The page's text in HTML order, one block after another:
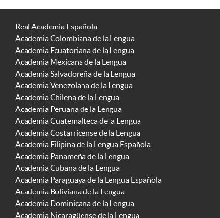
Real Academia Española
Academia Colombiana de la Lengua
Academia Ecuatoriana de la Lengua
Academia Mexicana de la Lengua
Academia Salvadoreña de la Lengua
Academia Venezolana de la Lengua
Academia Chilena de la Lengua
Academia Peruana de la Lengua
Academia Guatemalteca de la Lengua
Academia Costarricense de la Lengua
Academia Filipina de la Lengua Española
Academia Panameña de la Lengua
Academia Cubana de la Lengua
Academia Paraguaya de la Lengua Española
Academia Boliviana de la Lengua
Academia Dominicana de la Lengua
Academia Nicaragüense de la Lengua